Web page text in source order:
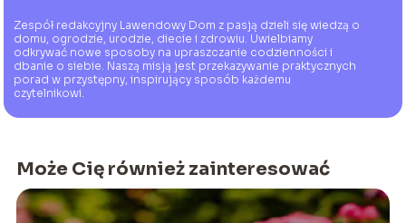
Zespół redakcyjny Lawendowy Dom z pasją dzieli się wiedzą o
domu, ogrodzie, urodzie, diecie i zdrowiu. Uwielbiamy
odkrywać nowe sposoby na upraszczanie codzienności i
dbanie o siebie. Naszą misją jest przekazywanie praktycznych
porad w przystępny, inspirujący sposób każdemu
czytelnikowi.
Może Cię również zainteresować